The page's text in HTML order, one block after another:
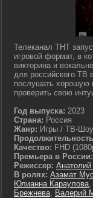
Телеканал ТНТ
игровой формат, в
викторина и
для российского ТВ
послушать хорошую
проверить свою
Год выпуска: 2023
Страна: Россия
Жанр: Игры / ТВ-
Качество: FHD
Премьера в России:
Режиссер:
В ролях: Азамат
Юлианна Караулова,
Брежнева, Валерий